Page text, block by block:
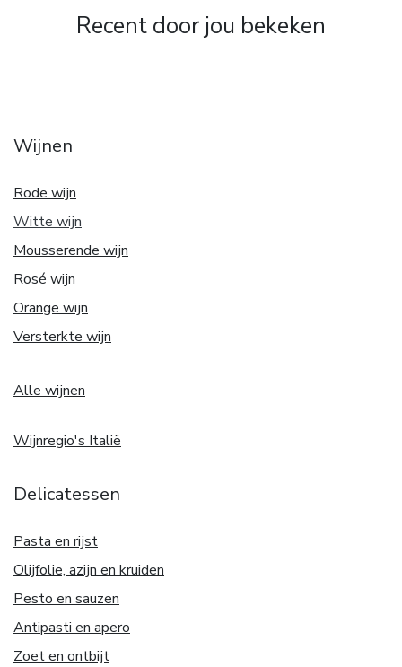
Recent door jou bekeken
Wijnen
Rode wijn
Witte wijn
Mousserende wijn
Rosé wijn
Orange wijn
Versterkte wijn
Alle wijnen
Wijnregio's Italië
Delicatessen
Pasta en rijst
Olijfolie, azijn en kruiden
Pesto en sauzen
Antipasti en apero
Zoet en ontbijt